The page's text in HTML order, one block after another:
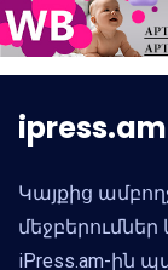
ipress.am
Կայքից
iPress.am-ին